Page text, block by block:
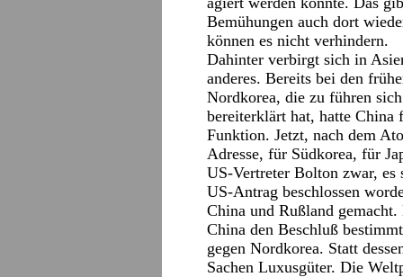
Bemühungen auch dort
können es nicht verhindern.
Dahinter verbirgt sich in
anderes. Bereits bei den
Nordkorea, die zu führen
bereiterklärt hat, hatte China
Funktion. Jetzt, nach dem
Adresse, für Südkorea, für
US-Vertreter Bolton zwar, es
US-Antrag beschlossen
China und Rußland
China den Beschluß
gegen Nordkorea. Statt
Sachen Luxusgüter. Die